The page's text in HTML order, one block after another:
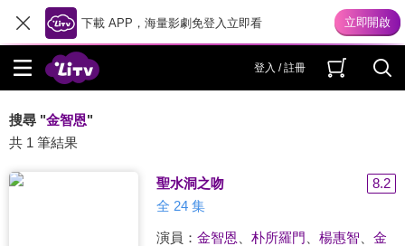
下載 APP，海量影劇免登入立即看
登入 / 註冊
搜尋 "金智恩"
共 1 筆結果
聖水洞之吻
8.2
全 24 集
演員： 金智恩 朴所羅門 楊惠智
金